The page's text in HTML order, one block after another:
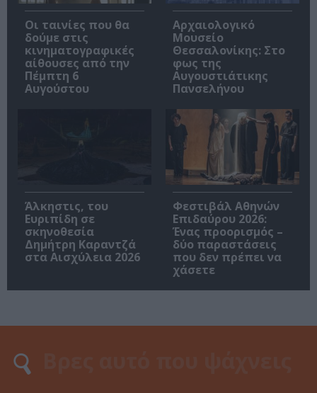
Οι ταινίες που θα
δούμε στις
κινηματογραφικές
αίθουσες από την
Πέμπτη 6
Αυγούστου
Αρχαιολογικό
Μουσείο
Θεσσαλονίκης: Στο
φως της
Αυγουστιάτικης
Πανσελήνου
Άλκηστις, του
Ευριπίδη σε
σκηνοθεσία
Δημήτρη Καραντζά
στα Αισχύλεια 2026
Φεστιβάλ Αθηνών
Επιδαύρου 2026:
Ένας προορισμός –
δύο παραστάσεις
που δεν πρέπει να
χάσετε